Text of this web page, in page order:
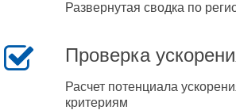
Развернутая сводка по
Проверка
Расчет потенциала
критериям